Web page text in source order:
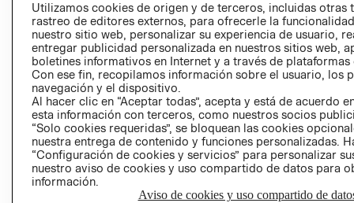
AVISO DE
PRIVACIDAD
GIFT CARD
Utilizamos cookies de origen y de terceros, incluidas otras
rastreo de editores externos, para ofrecerle la
nuestro sitio web, personalizar su experiencia de usuario,
entregar publicidad personalizada en nuestros sitios web,
boletines informativos en Internet y a través de plataformas
Con ese fin, recopilamos información sobre el usuario, los
navegación y el dispositivo.
Al hacer clic en “Aceptar todas”, acepta y está de acuerdo
esta información con terceros, como nuestros socios
“Solo cookies requeridas”, se bloquean las cookies
nuestra entrega de contenido y funciones personalizadas.
“Configuración de cookies y servicios” para personalizar
nuestro aviso de cookies y uso compartido de datos para
información.
Aviso de cookies y uso compartido de